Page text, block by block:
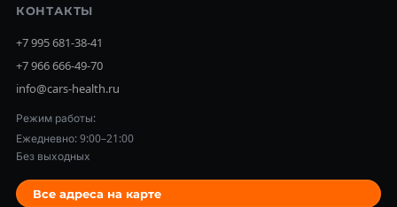
КОНТАКТЫ
+7 995 681-38-41
+7 966 666-49-70
info@cars-health.ru
Режим работы:
Ежедневно: 9:00–21:00
Без выходных
Все адреса на карте